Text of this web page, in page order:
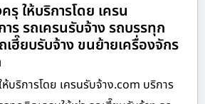
รุ ให้บริการโดย เครน
ร รถเครนรับจ้าง รถบรรทุก
เฮี๊ยบรับจ้าง ขนย้ายเครื่องจักร
ห้บริการโดย เครนรับจ้าง.com บริการ